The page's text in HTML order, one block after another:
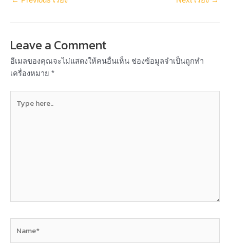
Leave a Comment
อีเมลของคุณจะไม่แสดงให้คนอื่นเห็น ช่องข้อมูลจำเป็นถูกทำ
เครื่องหมาย *
here..